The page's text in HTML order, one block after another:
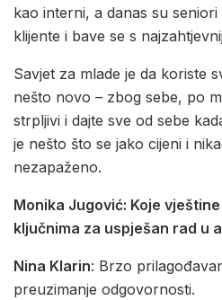
kao interni, a danas su
klijente i bave se s
Savjet za mlade je da koriste
nešto novo – zbog sebe, po
strpljivi i dajte sve od sebe
je nešto što se jako cijeni i
nezapaženo.
Monika Jugović: Koje
ključnima za uspješan rad u
Nina Klarin: Brzo
preuzimanje odgovornosti.